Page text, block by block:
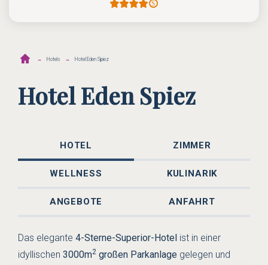
Hotels Hotel Eden Spiez
Hotel Eden Spiez
HOTEL ZIMMER
WELLNESS KULINARIK
ANGEBOTE ANFAHRT
Das elegante 4-Sterne-Superior-Hotel ist in einer
idyllischen 3000m2 großen Parkanlage gelegen und